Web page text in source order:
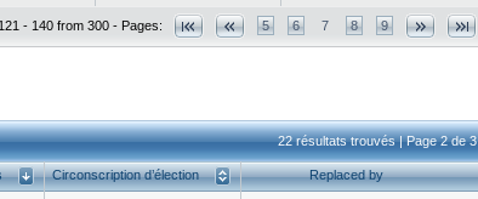
- 140 from 300 - Pages: 5 6 7 8 9
22 résultats trouvés | Page 2 de 3
Circonscription d’élection Replaced by